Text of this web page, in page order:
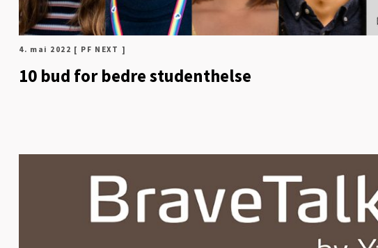
4. mai 2022 [ PF NEXT ]
10 bud for bedre studenthelse